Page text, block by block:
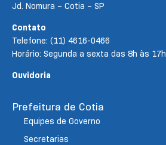
Jd. Nomura – Cotia – SP
Contato
Telefone: (11) 4616-0466
Horário: Segunda a sexta das 8h às 17h
Ouvidoria
Prefeitura de Cotia
Equipes de Governo
Secretarias